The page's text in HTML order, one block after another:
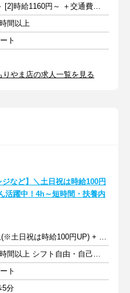
[1]時給1144円～ [2]時給1160円～ ＋交通費全額支給
間以上
ト
やま店の求人一覧を見る
ジなど】＼土日祝は時給100円
活躍中！4h～短時間・扶養内
時給1130円以上(※土日祝は時給100円UP) + 交通費支給
週3日以上 1日4時間以上 シフト自由・自己申告
ト
5分